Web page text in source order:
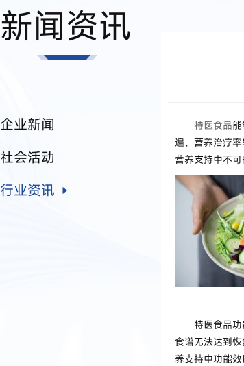
新闻资讯
企业新闻
社会活动
行业资讯
特医食品
遍，营养治疗
营养支持中不
特医食品功能
食谱无法达到
养支持中功能